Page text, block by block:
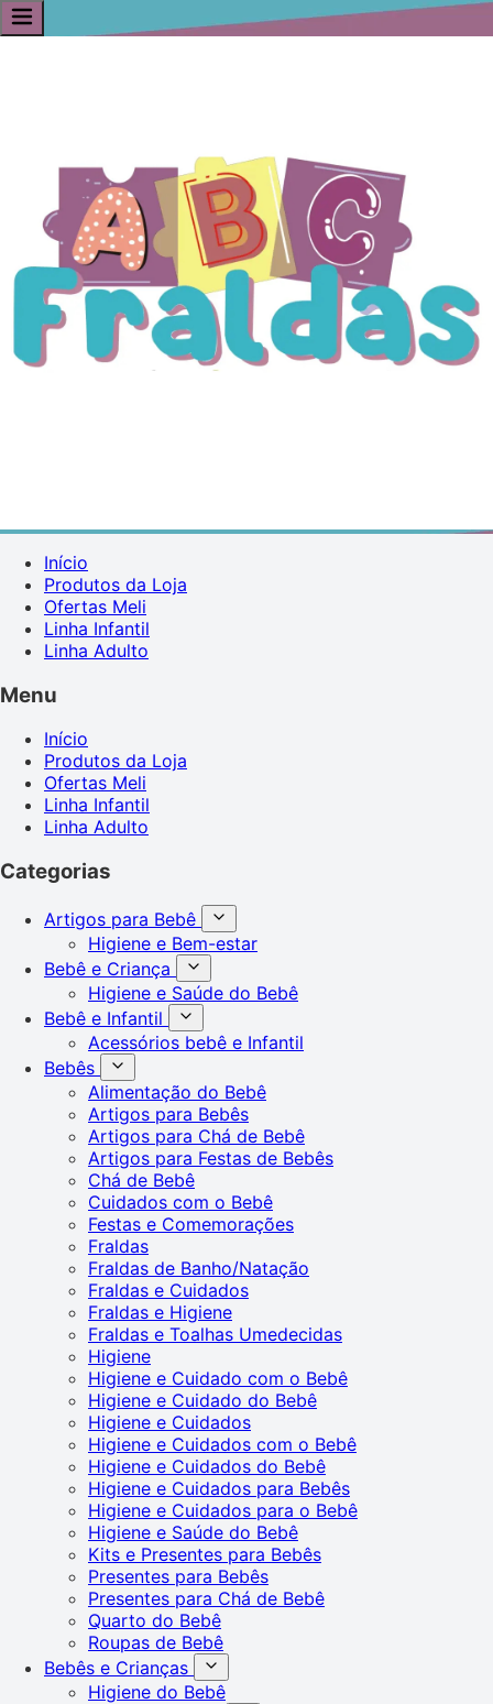
Início
Produtos da Loja
Ofertas Meli
Linha Infantil
Linha Adulto
Menu
Início
Produtos da Loja
Ofertas Meli
Linha Infantil
Linha Adulto
Categorias
Artigos para Bebê
Higiene e Bem-estar
Bebê e Criança
Higiene e Saúde do Bebê
Bebê e Infantil
Acessórios bebê e Infantil
Bebês
Alimentação do Bebê
Artigos para Bebês
Artigos para Chá de Bebê
Artigos para Festas de Bebês
Chá de Bebê
Cuidados com o Bebê
Festas e Comemorações
Fraldas
Fraldas de Banho/Natação
Fraldas e Cuidados
Fraldas e Higiene
Fraldas e Toalhas Umedecidas
Higiene
Higiene e Cuidado com o Bebê
Higiene e Cuidado do Bebê
Higiene e Cuidados
Higiene e Cuidados com o Bebê
Higiene e Cuidados do Bebê
Higiene e Cuidados para Bebês
Higiene e Cuidados para o Bebê
Higiene e Saúde do Bebê
Kits e Presentes para Bebês
Presentes para Bebês
Presentes para Chá de Bebê
Quarto do Bebê
Roupas de Bebê
Bebês e Crianças
Higiene do Bebê